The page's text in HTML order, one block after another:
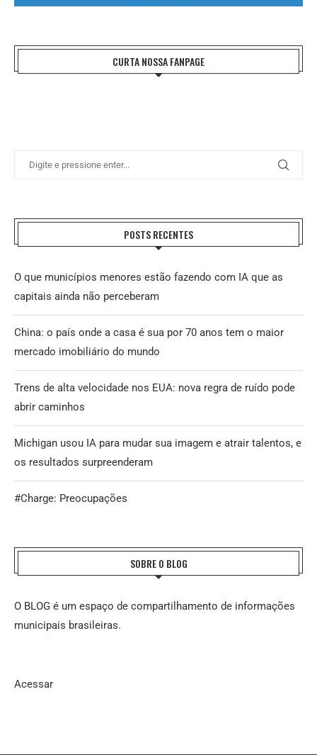
CURTA NOSSA FANPAGE
POSTS RECENTES
O que municípios menores estão fazendo com IA que as
capitais ainda não perceberam
China: o país onde a casa é sua por 70 anos tem o maior
mercado imobiliário do mundo
Trens de alta velocidade nos EUA: nova regra de ruído pode
abrir caminhos
Michigan usou IA para mudar sua imagem e atrair talentos, e
os resultados surpreenderam
#Charge: Preocupações
SOBRE O BLOG
O BLOG é um espaço de compartilhamento de informações
municipais brasileiras.
Acessar